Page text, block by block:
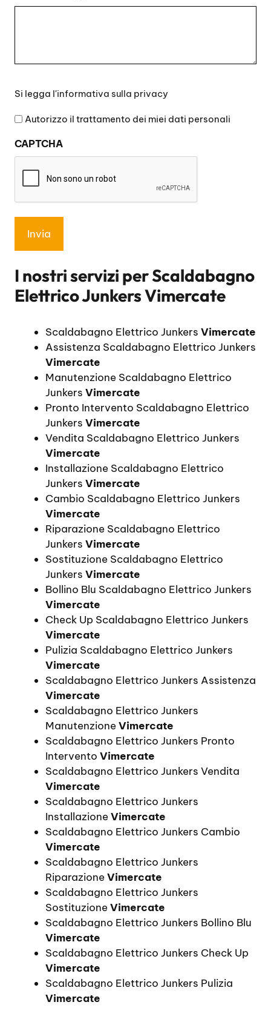
legga
l'informativa
privacy
Si legga l'informativa sulla privacy
Autorizzo il trattamento dei miei dati personali
CAPTCHA
I nostri servizi perScaldabagno
Elettrico Junkers Vimercate
Scaldabagno Elettrico Junkers Vimercate
Assistenza Scaldabagno Elettrico Junkers
Vimercate
Manutenzione Scaldabagno Elettrico
Junkers Vimercate
Pronto Intervento Scaldabagno Elettrico
Junkers Vimercate
Vendita Scaldabagno Elettrico Junkers
Vimercate
Installazione Scaldabagno Elettrico
Junkers Vimercate
Cambio Scaldabagno Elettrico Junkers
Vimercate
Riparazione Scaldabagno Elettrico
Junkers Vimercate
Sostituzione Scaldabagno Elettrico
Junkers Vimercate
Bollino Blu Scaldabagno Elettrico Junkers
Vimercate
Check Up Scaldabagno Elettrico Junkers
Vimercate
Pulizia Scaldabagno Elettrico Junkers
Vimercate
Scaldabagno Elettrico Junkers Assistenza
Vimercate
Scaldabagno Elettrico Junkers
ManutenzioneVimercate
Scaldabagno Elettrico Junkers Pronto
Intervento Vimercate
Scaldabagno Elettrico Junkers Vendita
Vimercate
Scaldabagno Elettrico Junkers
InstallazioneVimercate
Scaldabagno Elettrico Junkers Cambio
Vimercate
Scaldabagno Elettrico Junkers
RiparazioneVimercate
Scaldabagno Elettrico Junkers
SostituzioneVimercate
Scaldabagno Elettrico Junkers Bollino Blu
Vimercate
Scaldabagno Elettrico Junkers Check Up
Vimercate
Scaldabagno Elettrico Junkers Pulizia
Vimercate